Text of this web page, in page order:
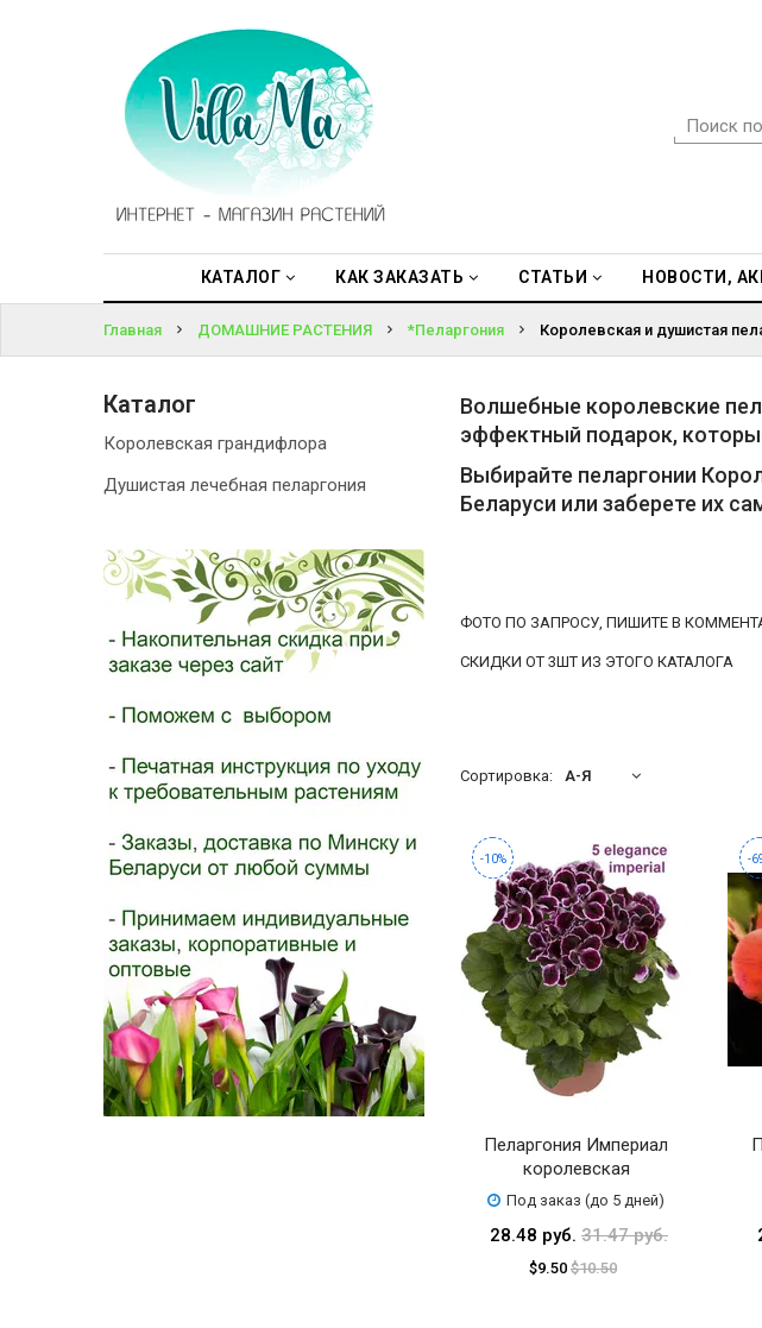
КАТАЛОГ КАК ЗАКАЗАТЬ СТАТЬИ НОВОСТИ,
ЮРЛИЦАМ
ВОЙТИ
ПАРОЛЬ?
Главная ДОМАШНИЕ РАСТЕНИЯ *Пеларгония Королевская и душистая
Каталог
Королевская грандифлора
Душистая лечебная пеларгония
Волшебные королевские
эффектный подарок,
Выбирайте пеларгонии
Беларуси или заберете их
ФОТО ПО ЗАПРОСУ, ПИШИТЕ В
СКИДКИ ОТ 3ШТ ИЗ ЭТОГО КАТАЛОГА
Сортировка: А-Я
-10%
Пеларгония Империал
королевская
Под заказ (до 5 дней)
28.48 руб. 31.47 руб.
$9.50 $10.50
-